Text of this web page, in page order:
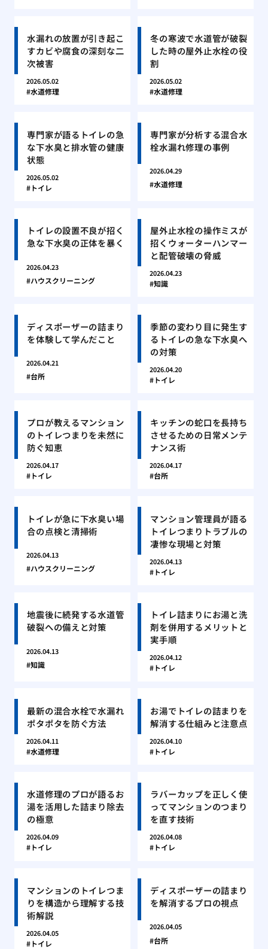
水漏れの放置が引き起こ
すカビや腐食の深刻な二
次被害
2026.05.02
水道修理
冬の寒波で水道管が破裂
した時の屋外止水栓の役
割
2026.05.02
水道修理
専門家が語るトイレの急
な下水臭と排水管の健康
状態
2026.05.02
トイレ
専門家が分析する混合水
栓水漏れ修理の事例
2026.04.29
水道修理
トイレの設置不良が招く
急な下水臭の正体を暴く
2026.04.23
ハウスクリーニング
屋外止水栓の操作ミスが
招くウォーターハンマー
と配管破壊の脅威
2026.04.23
知識
ディスポーザーの詰まり
を体験して学んだこと
2026.04.21
台所
季節の変わり目に発生す
るトイレの急な下水臭へ
の対策
2026.04.20
トイレ
プロが教えるマンション
のトイレつまりを未然に
防ぐ知恵
2026.04.17
トイレ
キッチンの蛇口を長持ち
させるための日常メンテ
ナンス術
2026.04.17
台所
トイレが急に下水臭い場
合の点検と清掃術
2026.04.13
ハウスクリーニング
マンション管理員が語る
トイレつまりトラブルの
凄惨な現場と対策
2026.04.13
トイレ
地震後に続発する水道管
破裂への備えと対策
2026.04.13
知識
トイレ詰まりにお湯と洗
剤を併用するメリットと
実手順
2026.04.12
トイレ
最新の混合水栓で水漏れ
ポタポタを防ぐ方法
2026.04.11
水道修理
お湯でトイレの詰まりを
解消する仕組みと注意点
2026.04.10
トイレ
水道修理のプロが語るお
湯を活用した詰まり除去
の極意
2026.04.09
トイレ
ラバーカップを正しく使
ってマンションのつまり
を直す技術
2026.04.08
トイレ
マンションのトイレつま
りを構造から理解する技
術解説
2026.04.05
トイレ
ディスポーザーの詰まり
を解消するプロの視点
2026.04.05
台所